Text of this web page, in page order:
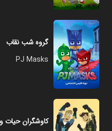
گروه شب نقاب
PJ Masks
کاوشگران